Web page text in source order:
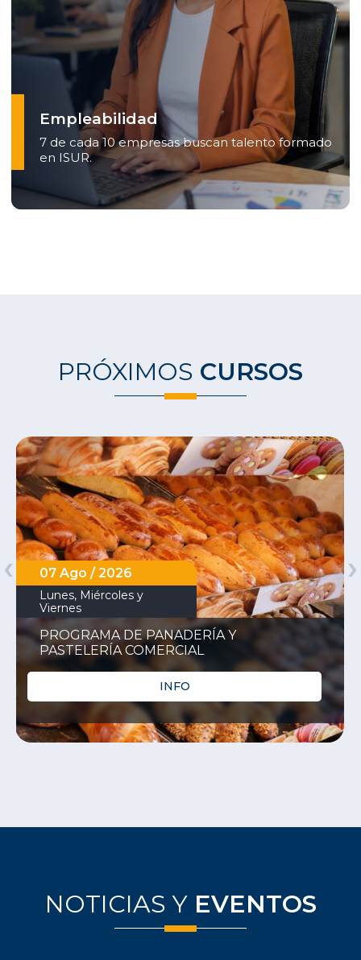
Empleabilidad
7 de cada 10 empresas buscan talento formado
en ISUR.
PRÓXIMOS CURSOS
07 Ago / 2026
Lunes, Miércoles y
Viernes
PROGRAMA DE PANADERÍA Y
PASTELERÍA COMERCIAL
INFO
‹ ›
NOTICIAS Y EVENTOS